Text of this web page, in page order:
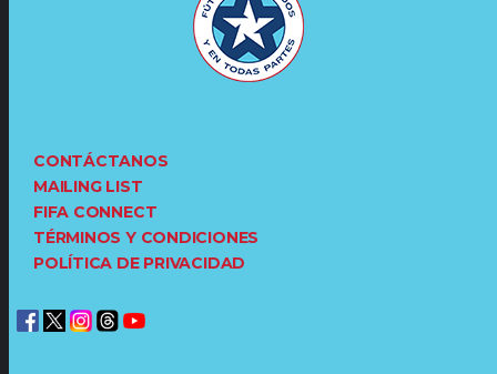
CONTÁCTANOS
MAILING LIST
FIFA CONNECT
TÉRMINOS Y CONDICIONES
POLÍTICA DE PRIVACIDAD